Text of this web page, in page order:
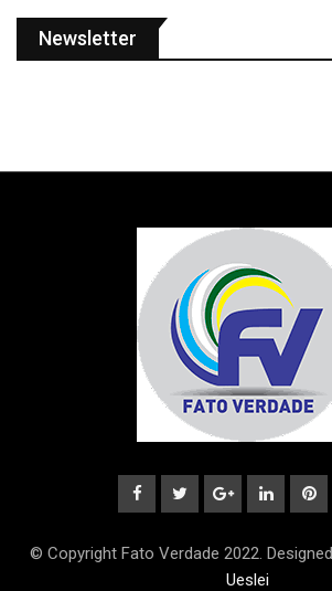
Newsletter
© Copyright Fato Verdade 2022.
Ueslei